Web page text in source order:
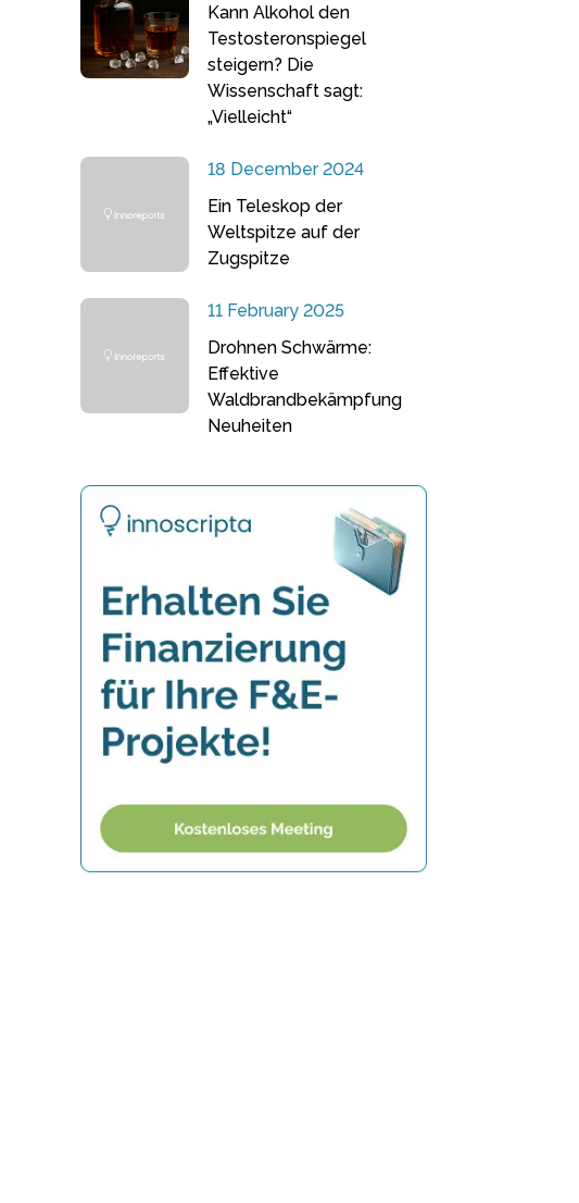
Kann Alkohol den
Testosteronspiegel
steigern? Die
Wissenschaft sagt:
„Vielleicht“
18 December 2024
Ein Teleskop der
Weltspitze auf der
Zugspitze
11 February 2025
Drohnen Schwärme:
Effektive
Waldbrandbekämpfung
Neuheiten